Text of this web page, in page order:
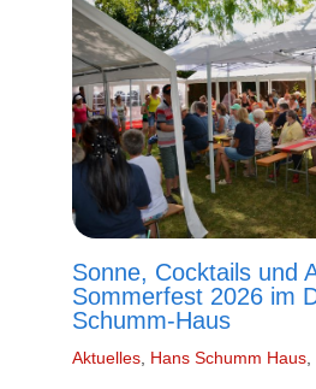
Sonne, Cocktails und
Sommerfest 2026 im
Schumm-Haus
Aktuelles, Hans Schumm Haus,